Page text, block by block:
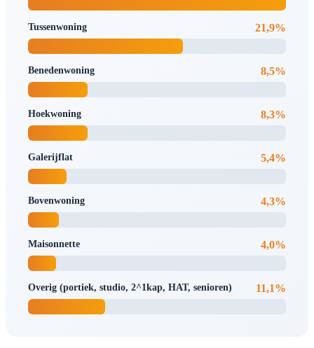
Tussenwoning 21,9%
Benedenwoning 8,5%
Hoekwoning 8,3%
Galerijflat 5,4%
Bovenwoning 4,3%
Maisonnette 4,0%
Overig (portiek, studio, 2^1kap, HAT, senioren) 11,1%